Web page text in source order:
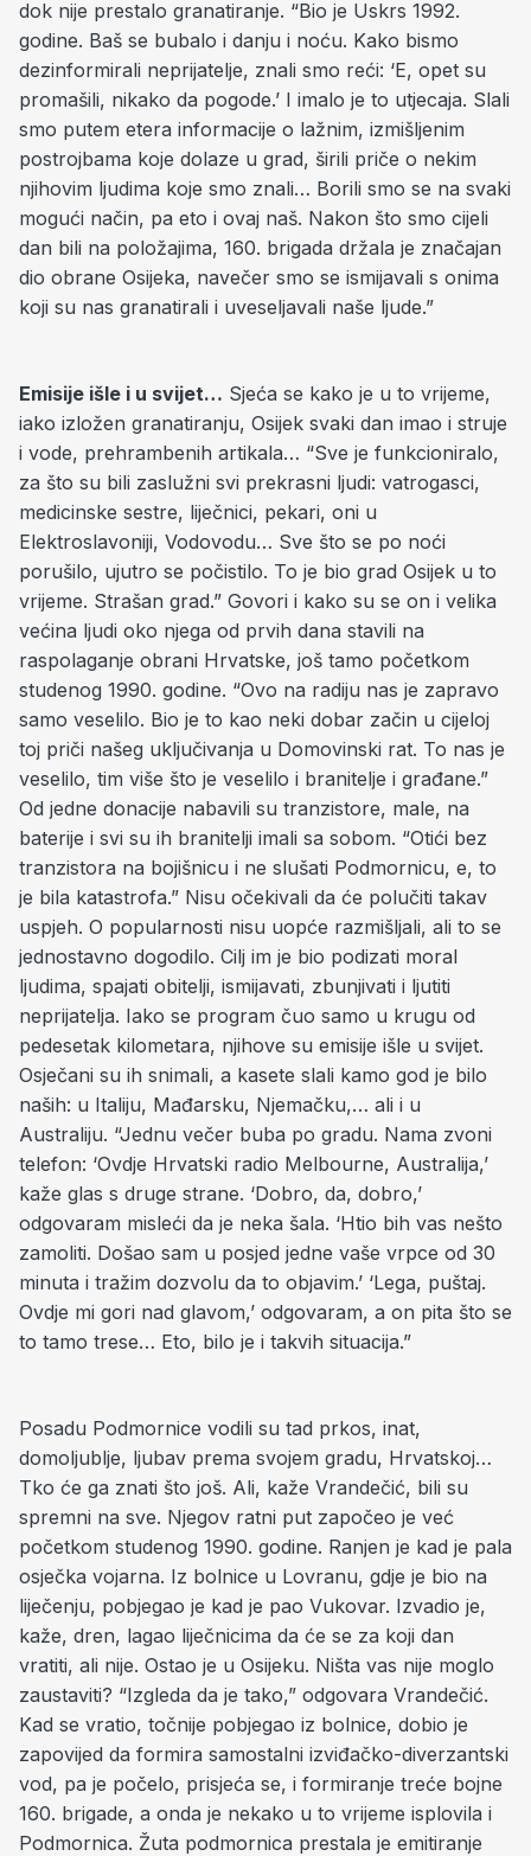
dok nije prestalo granatiranje. “Bio je Uskrs 1992.
godine. Baš se bubalo i danju i noću. Kako bismo
dezinformirali neprijatelje, znali smo reći: ‘E, opet su
promašili, nikako da pogode.’ I imalo je to utjecaja. Slali
smo putem etera informacije o lažnim, izmišljenim
postrojbama koje dolaze u grad, širili priče o nekim
njihovim ljudima koje smo znali… Borili smo se na svaki
mogući način, pa eto i ovaj naš. Nakon što smo cijeli
dan bili na položajima, 160. brigada držala je značajan
dio obrane Osijeka, navečer smo se ismijavali s onima
koji su nas granatirali i uveseljavali naše ljude.”
Emisije išle i u svijet… Sjeća se kako je u to vrijeme,
iako izložen granatiranju, Osijek svaki dan imao i struje
i vode, prehrambenih artikala… “Sve je funkcioniralo,
za što su bili zaslužni svi prekrasni ljudi: vatrogasci,
medicinske sestre, liječnici, pekari, oni u
Elektroslavoniji, Vodovodu… Sve što se po noći
porušilo, ujutro se počistilo. To je bio grad Osijek u to
vrijeme. Strašan grad.” Govori i kako su se on i velika
većina ljudi oko njega od prvih dana stavili na
raspolaganje obrani Hrvatske, još tamo početkom
studenog 1990. godine. “Ovo na radiju nas je zapravo
samo veselilo. Bio je to kao neki dobar začin u cijeloj
toj priči našeg uključivanja u Domovinski rat. To nas je
veselilo, tim više što je veselilo i branitelje i građane.”
Od jedne donacije nabavili su tranzistore, male, na
baterije i svi su ih branitelji imali sa sobom. “Otići bez
tranzistora na bojišnicu i ne slušati Podmornicu, e, to
je bila katastrofa.” Nisu očekivali da će polučiti takav
uspjeh. O popularnosti nisu uopće razmišljali, ali to se
jednostavno dogodilo. Cilj im je bio podizati moral
ljudima, spajati obitelji, ismijavati, zbunjivati i ljutiti
neprijatelja. Iako se program čuo samo u krugu od
pedesetak kilometara, njihove su emisije išle u svijet.
Osječani su ih snimali, a kasete slali kamo god je bilo
naših: u Italiju, Mađarsku, Njemačku,… ali i u
Australiju. “Jednu večer buba po gradu. Nama zvoni
telefon: ‘Ovdje Hrvatski radio Melbourne, Australija,’
kaže glas s druge strane. ‘Dobro, da, dobro,’
odgovaram misleći da je neka šala. ‘Htio bih vas nešto
zamoliti. Došao sam u posjed jedne vaše vrpce od 30
minuta i tražim dozvolu da to objavim.’ ‘Lega, puštaj.
Ovdje mi gori nad glavom,’ odgovaram, a on pita što se
to tamo trese… Eto, bilo je i takvih situacija.”
Posadu Podmornice vodili su tad prkos, inat,
domoljublje, ljubav prema svojem gradu, Hrvatskoj…
Tko će ga znati što još. Ali, kaže Vrandečić, bili su
spremni na sve. Njegov ratni put započeo je već
početkom studenog 1990. godine. Ranjen je kad je pala
osječka vojarna. Iz bolnice u Lovranu, gdje je bio na
liječenju, pobjegao je kad je pao Vukovar. Izvadio je,
kaže, dren, lagao liječnicima da će se za koji dan
vratiti, ali nije. Ostao je u Osijeku. Ništa vas nije moglo
zaustaviti? “Izgleda da je tako,” odgovara Vrandečić.
Kad se vratio, točnije pobjegao iz bolnice, dobio je
zapovijed da formira samostalni izviđačko-diverzantski
vod, pa je počelo, prisjeća se, i formiranje treće bojne
160. brigade, a onda je nekako u to vrijeme isplovila i
Podmornica. Žuta podmornica prestala je emitiranje